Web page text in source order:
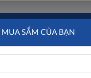
SẮM CỦA BẠN